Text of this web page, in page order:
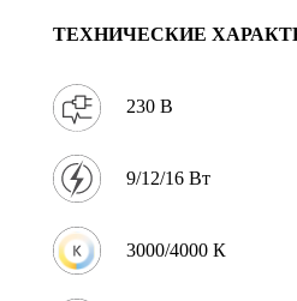
ТЕХНИЧЕСКИЕ
230 В
9/12/16 Вт
3000/4000 К